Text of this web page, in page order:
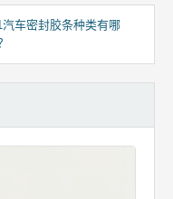
汽车密封胶条种类有哪